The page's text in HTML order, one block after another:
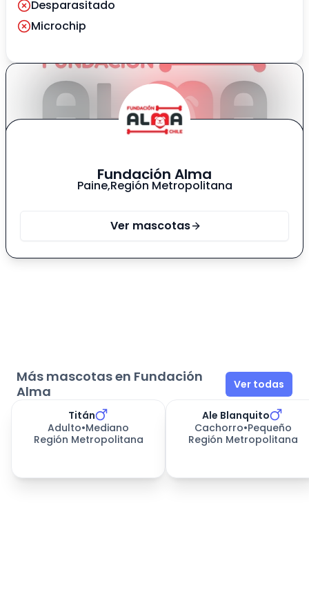
Desparasitado
Microchip
Fundación Alma
Paine,Región Metropolitana
Ver mascotas
Más mascotas en Fundación
Alma
Ver todas
Titán
Adulto•Mediano
Región Metropolitana
Ale Blanquito
Cachorro•Pequeño
Región Metropolitana